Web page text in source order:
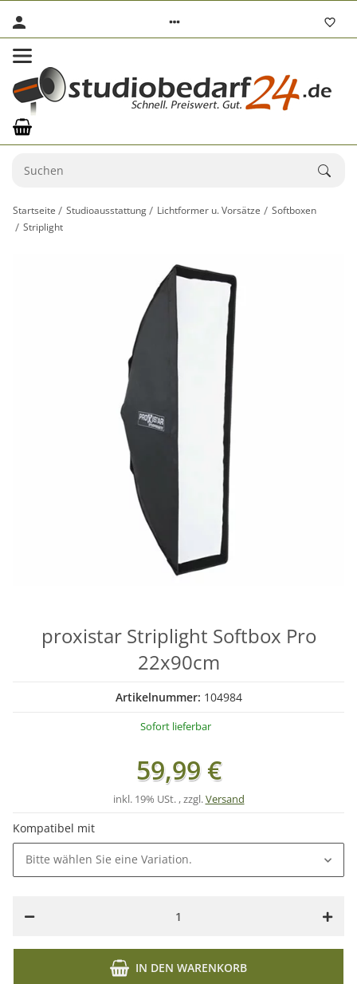
Startseite Studioausstattung Lichtformer u. Vorsätze
Softboxen
Striplight
proxistar Striplight Softbox Pro
22x90cm
Artikelnummer: 104984
Sofort lieferbar
59,99 €
inkl. 19% USt. , zzgl.Versand
Kompatibel mit
Bitte wählen Sie eine Variation.
IN DEN WARENKORB